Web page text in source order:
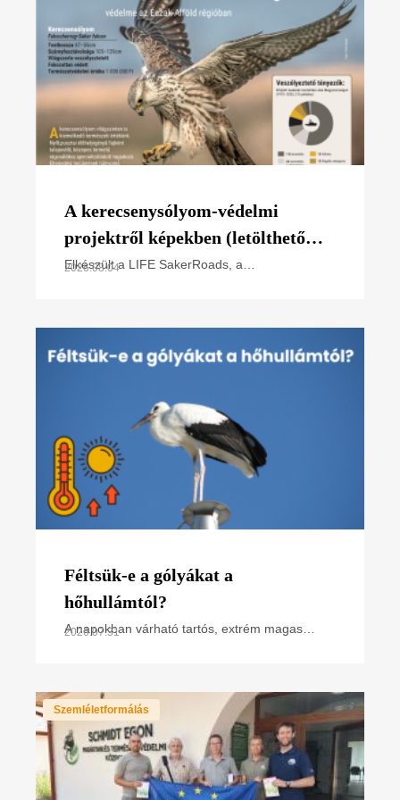
A kerecsenysólyom-védelmi
projektről képekben (letölthető
poszter)
Elkészült a LIFE SakerRoads, a
2026.08.04
Féltsük-e a gólyákat a
hőhullámtól?
A napokban várható tartós, extrém magas
2026.07.31
Szemléletformálás